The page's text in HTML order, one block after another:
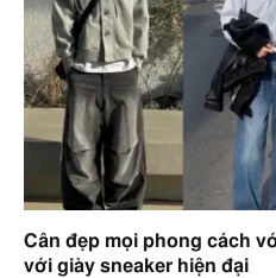
Cân đẹp mọi phong cách
với giày sneaker hiện đại